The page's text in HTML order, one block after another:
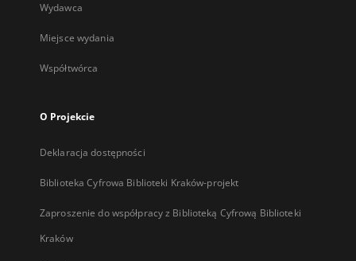
Wydawca
Miejsce wydania
Współtwórca
O Projekcie
Deklaracja dostępności
Biblioteka Cyfrowa Biblioteki Kraków-projekt
Zaproszenie do współpracy z Biblioteką Cyfrową Biblioteki
Kraków